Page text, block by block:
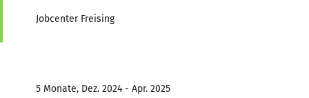
Jobcenter Freising
5 Monate, Dez. 2024 - Apr. 2025